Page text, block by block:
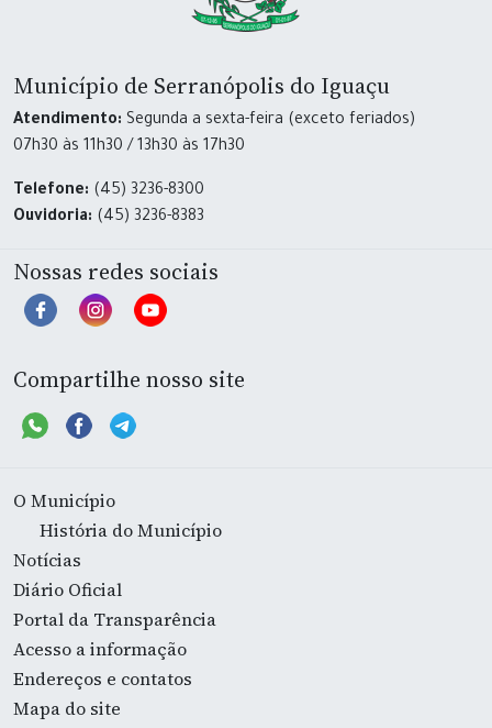
Município de Serranópolis do Iguaçu
Atendimento: Segunda a sexta-feira (exceto feriados)
07h30 às 11h30 / 13h30 às 17h30
Telefone: (45) 3236-8300
Ouvidoria: (45) 3236-8383
Nossas redes sociais
Compartilhe nosso site
O Município
História do Município
Notícias
Diário Oficial
Portal da Transparência
Acesso a informação
Endereços e contatos
Mapa do site